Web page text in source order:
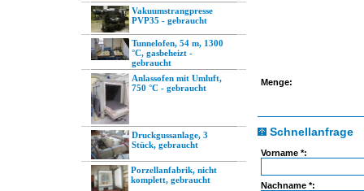
Vakuumstrangpresse
PVP35 - gebraucht
Tunnelofen, 54 m, 1300
°C, gasbeheizt -
gebraucht
Anlassofen mit Umluft,
750 °C - gebraucht
Druckgussanlage, 3
Stück, gebraucht
Porzellanfabrik, nicht
komplett, gebraucht
Menge:
Schnellanfrage
Vorname *:
Nachname *: